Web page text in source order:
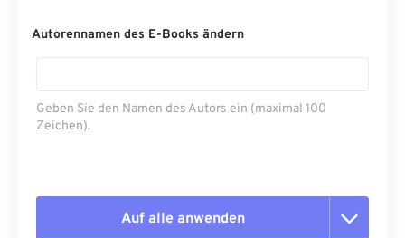
Autorennamen des E-Books ändern
Geben Sie den Namen des Autors ein (maximal 100
Zeichen).
Auf alle anwenden